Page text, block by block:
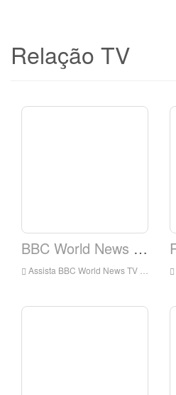
Relação TV
BBC World News TV
Assista BBC World News TV ao vivo on-line, BBC Notícias TV HD Streaming ao vivo, BBC World News TV Watch TV ao vivo da Inglaterra